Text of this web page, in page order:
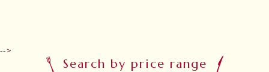
-->
Search by price range